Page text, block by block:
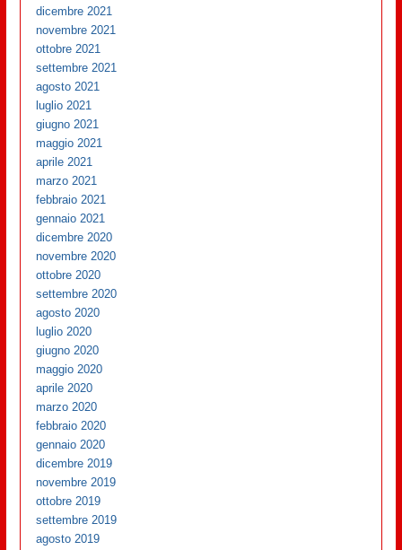
dicembre 2021
novembre 2021
ottobre 2021
settembre 2021
agosto 2021
luglio 2021
giugno 2021
maggio 2021
aprile 2021
marzo 2021
febbraio 2021
gennaio 2021
dicembre 2020
novembre 2020
ottobre 2020
settembre 2020
agosto 2020
luglio 2020
giugno 2020
maggio 2020
aprile 2020
marzo 2020
febbraio 2020
gennaio 2020
dicembre 2019
novembre 2019
ottobre 2019
settembre 2019
agosto 2019